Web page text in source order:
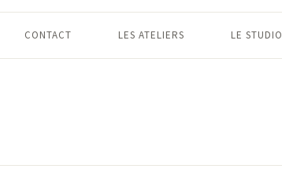
CONTACT LES ATELIERS LE STUDIO